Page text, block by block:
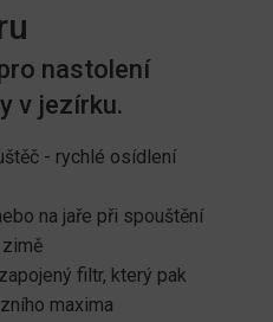
nastolení
v jezírku.
- rychlé osídlení
na jaře při spouštění
filtr, který pak
maxima